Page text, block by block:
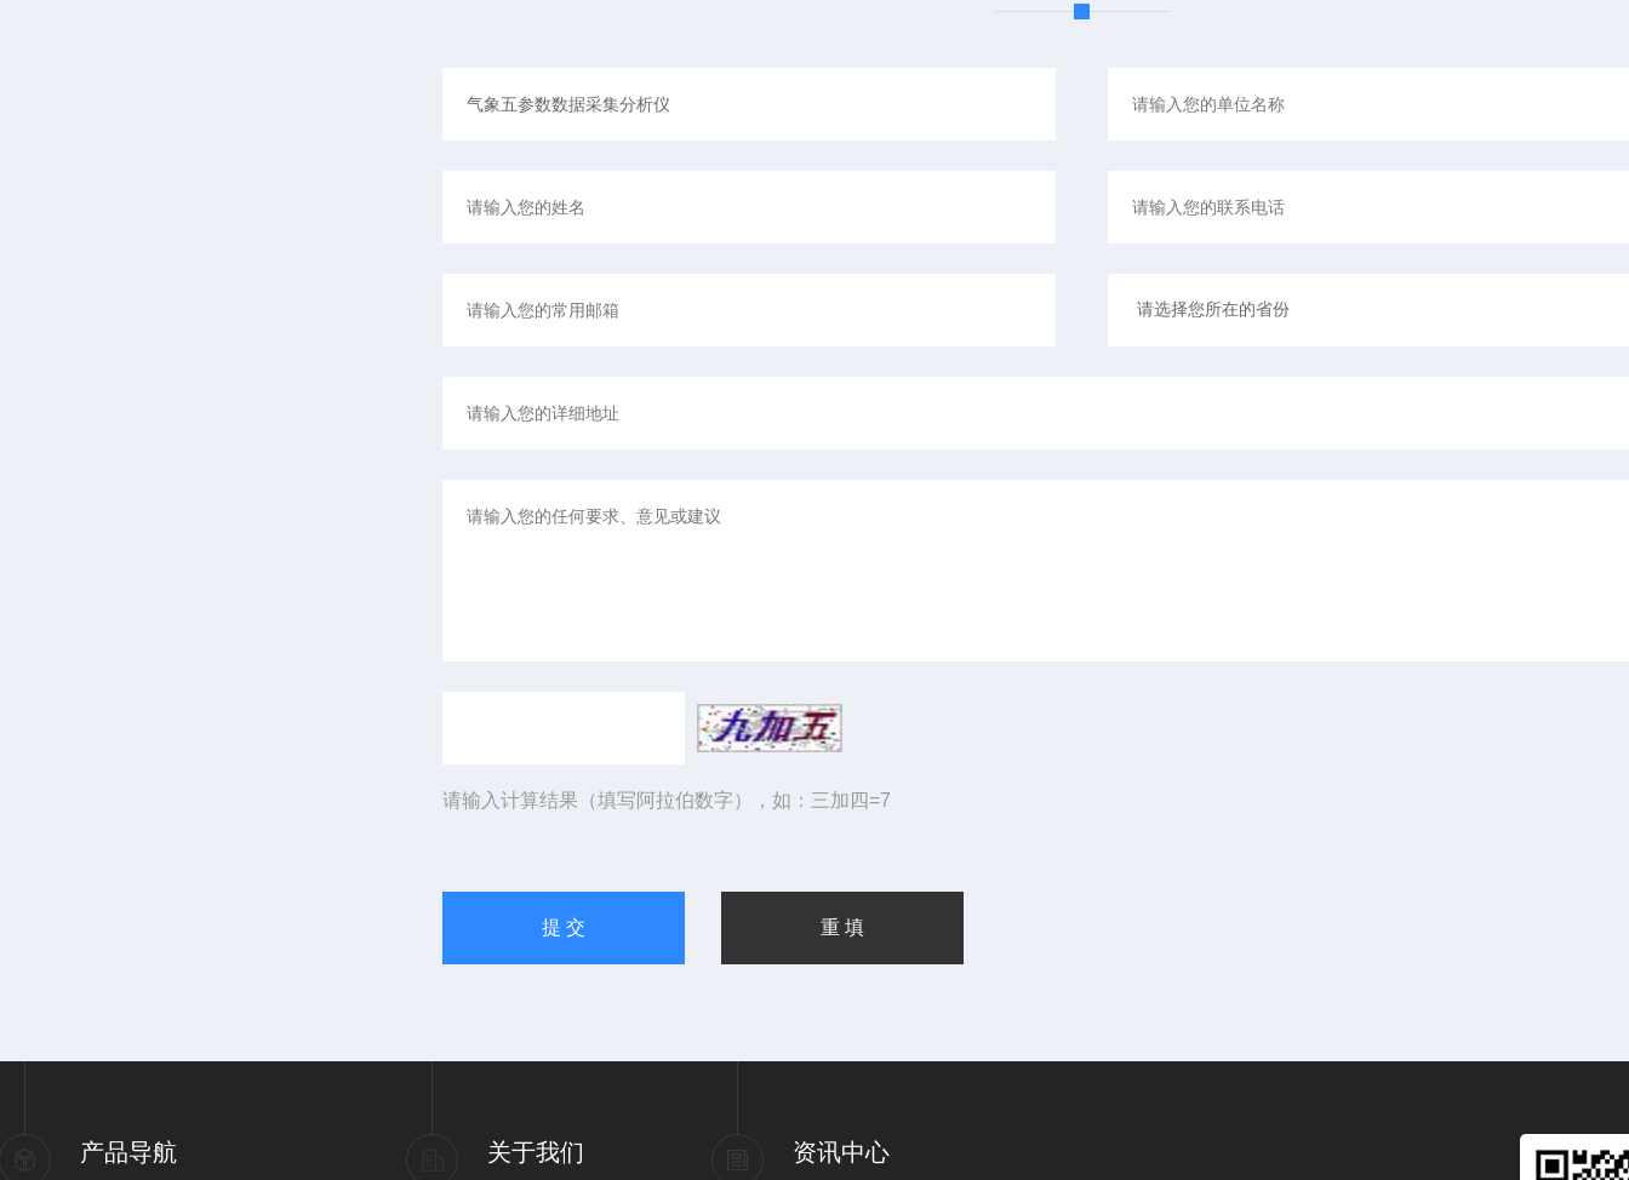
请输入计算结果（填写阿拉伯数字），如：三加四=7
产品导航 关于我们 资讯中心